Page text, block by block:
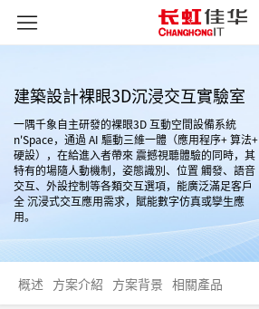
建築設計裸眼3D沉浸交互實驗室
一隅千象自主研發的裸眼3D 互動空間設備系統
n'Space，通過 AI 驅動三維一體（應用程序+ 算法+
硬設），在給進入者帶來 震撼視聽體驗的同時，其
特有的場隨人動機制，姿態識別、位置 觸發、語音
交互、外設控制等各類交互選項，能廣泛滿足客戶
全 沉浸式交互應用需求，賦能數字仿真或孿生應
用。
概述 方案介紹 方案背景 相關產品